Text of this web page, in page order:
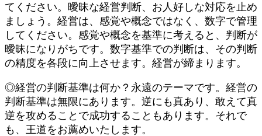
てください。曖昧な経営判断、お人好しな対応を止め
ましょう。経営は、感覚や概念ではなく、数字で管理
してください。感覚や概念を基準に考えると、判断が
曖昧になりがちです。数字基準での判断は、その判断
の精度を各段に向上させます。経営が締まります。
◎経営の判断基準は何か？永遠のテーマです。経営の
判断基準は無限にあります。逆にも真あり、敢えて真
逆を攻めることで成功することもあります。それで
も、王道をお薦めいたします。